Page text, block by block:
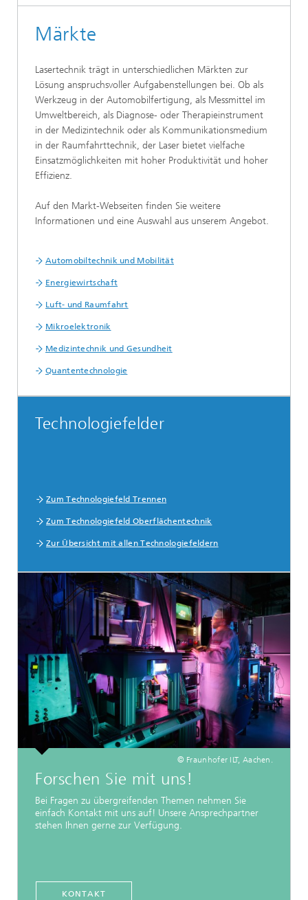
Märkte
Lasertechnik trägt in unterschiedlichen Märkten zur
Lösung anspruchsvoller Aufgabenstellungen bei. Ob als
Werkzeug in der Automobilfertigung, als Messmittel im
Umweltbereich, als Diagnose- oder Therapieinstrument
in der Medizintechnik oder als Kommunikationsmedium
in der Raumfahrttechnik, der Laser bietet vielfache
Einsatzmöglichkeiten mit hoher Produktivität und hoher
Effizienz.
Auf den Markt-Webseiten finden Sie weitere
Informationen und eine Auswahl aus unserem Angebot.
Automobiltechnik und Mobilität
Energiewirtschaft
Luft- und Raumfahrt
Mikroelektronik
Medizintechnik und Gesundheit
Quantentechnologie
Technologiefelder
Zum Technologiefeld Trennen
Zum Technologiefeld Oberflächentechnik
Zur Übersicht mit allen Technologiefeldern
© Fraunhofer ILT, Aachen.
Forschen Sie mit uns!
Bei Fragen zu übergreifenden Themen nehmen Sie
einfach Kontakt mit uns auf! Unsere Ansprechpartner
stehen Ihnen gerne zur Verfügung.
KONTAKT